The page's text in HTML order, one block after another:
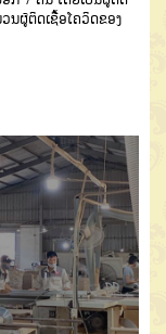
ນຜູ້ຕິດເຊື້ອໂຄວິດຂອງ